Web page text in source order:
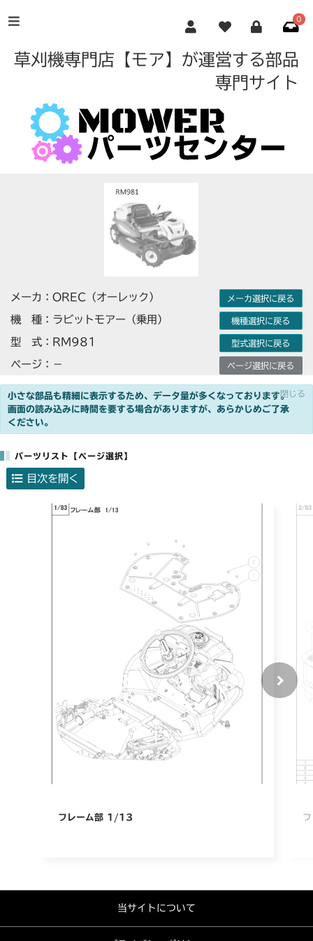
0
草刈機専門店【モア】が運営する部品
専門サイト
メーカ：OREC（オーレック）
機 種：ラビットモアー（乗用）
型 式：RM981
ページ：－
メーカ選択に戻る
機種選択に戻る
型式選択に戻る
ページ選択に戻る
小さな部品も精細に表示するため、データ量が多くなっております。
画面の読み込みに時間を要する場合がありますが、あらかじめご了承
ください。
×閉じる
パーツリスト【ページ選択】
目次を開く
フレーム部 1/13
当サイトについて